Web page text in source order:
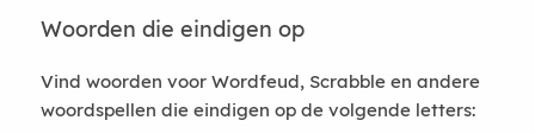
Woorden die eindigen op
Vind woorden voor Wordfeud, Scrabble en andere
woordspellen die eindigen op de volgende letters: